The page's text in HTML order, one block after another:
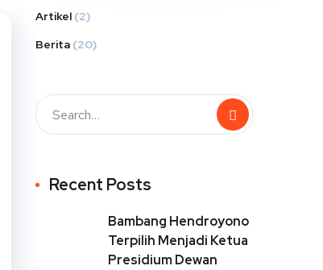
Artikel (2)
Berita (20)
Recent Posts
Bambang Hendroyono
Terpilih Menjadi Ketua
Presidium Dewan